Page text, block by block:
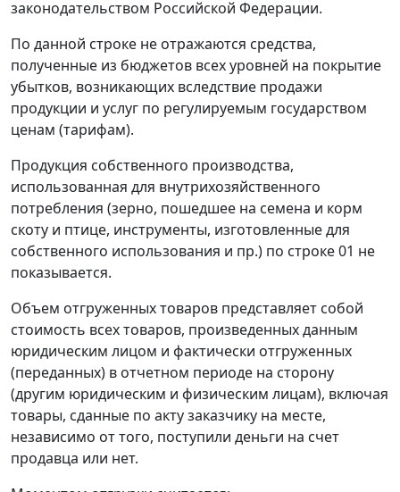
законодательством Российской Федерации.
По данной строке не отражаются средства,
полученные из бюджетов всех уровней на покрытие
убытков, возникающих вследствие продажи
продукции и услуг по регулируемым государством
ценам (тарифам).
Продукция собственного производства,
использованная для внутрихозяйственного
потребления (зерно, пошедшее на семена и корм
скоту и птице, инструменты, изготовленные для
собственного использования и пр.) по строке 01 не
показывается.
Объем отгруженных товаров представляет собой
стоимость всех товаров, произведенных данным
юридическим лицом и фактически отгруженных
(переданных) в отчетном периоде на сторону
(другим юридическим и физическим лицам), включая
товары, сданные по акту заказчику на месте,
независимо от того, поступили деньги на счет
продавца или нет.